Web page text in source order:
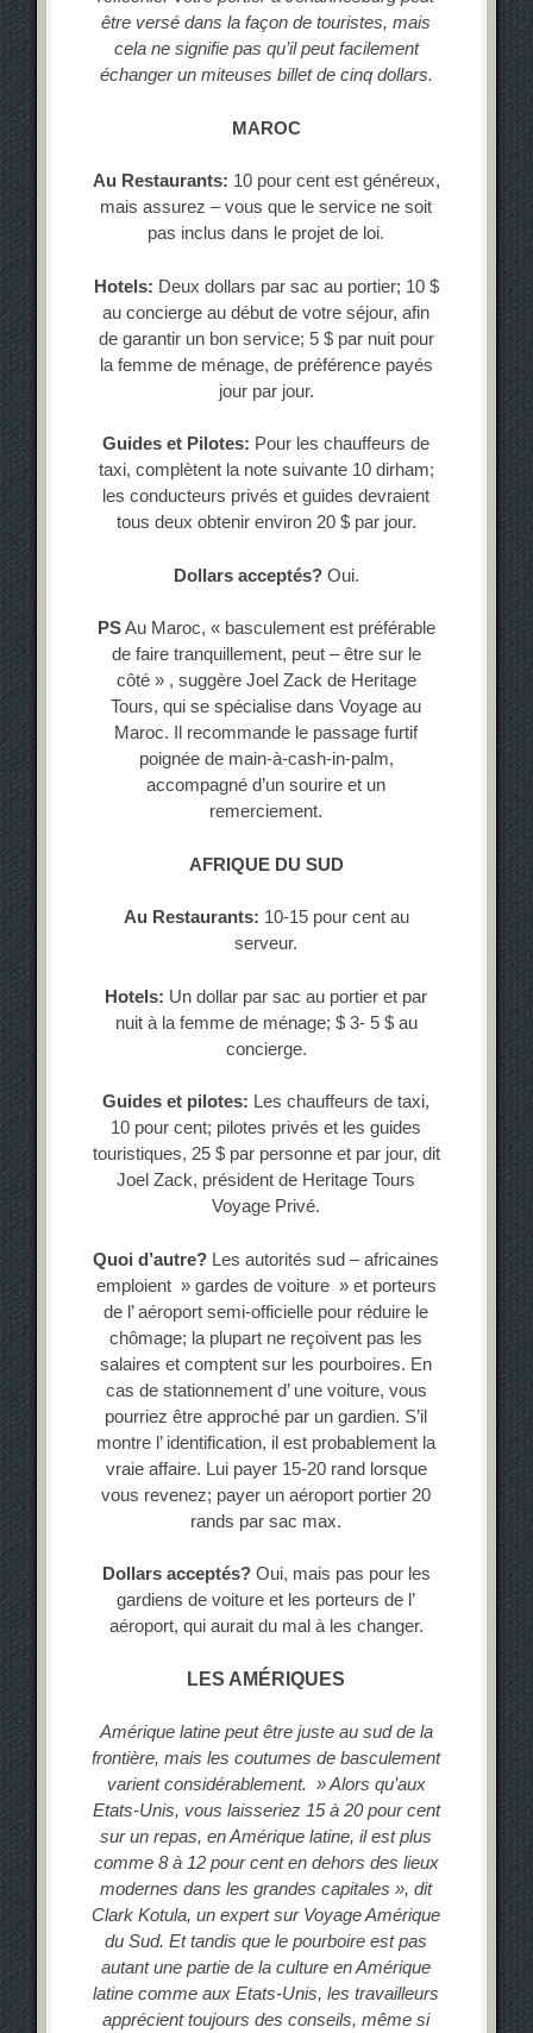
être versé dans la façon de touristes, mais
cela ne signifie pas qu’il peut facilement
échanger un miteuses billet de cinq dollars.
MAROC
Au Restaurants: 10 pour cent est généreux,
mais assurez – vous que le service ne soit
pas inclus dans le projet de loi.
Hotels: Deux dollars par sac au portier; 10 $
au concierge au début de votre séjour, afin
de garantir un bon service; 5 $ par nuit pour
la femme de ménage, de préférence payés
jour par jour.
Guides et Pilotes: Pour les chauffeurs de
taxi, complètent la note suivante 10 dirham;
les conducteurs privés et guides devraient
tous deux obtenir environ 20 $ par jour.
Dollars acceptés? Oui.
PSAu Maroc, « basculement est préférable
de faire tranquillement, peut – être sur le
côté » , suggère Joel Zack de Heritage
Tours, qui se spécialise dans Voyage au
Maroc. Il recommande le passage furtif
poignée de main-à-cash-in-palm,
accompagné d’un sourire et un
remerciement.
AFRIQUE DU SUD
Au Restaurants: 10-15 pour cent au
serveur.
Hotels: Un dollar par sac au portier et par
nuit à la femme de ménage; $ 3- 5 $ au
concierge.
Guides et pilotes: Les chauffeurs de taxi,
10 pour cent; pilotes privés et les guides
touristiques, 25 $ par personne et par jour, dit
Joel Zack, président de Heritage Tours
Voyage Privé.
Quoi d’autre? Les autorités sud – africaines
emploient » gardes de voiture » et porteurs
de l’ aéroport semi-officielle pour réduire le
chômage; la plupart ne reçoivent pas les
salaires et comptent sur les pourboires. En
cas de stationnement d’ une voiture, vous
pourriez être approché par un gardien. S’il
montre l’ identification, il est probablement la
vraie affaire. Lui payer 15-20 rand lorsque
vous revenez; payer un aéroport portier 20
rands par sac max.
Dollars acceptés? Oui, mais pas pour les
gardiens de voiture et les porteurs de l’
aéroport, qui aurait du mal à les changer.
LES AMÉRIQUES
Amérique latine peut être juste au sud de la
frontière, mais les coutumes de basculement
varient considérablement. » Alors qu’aux
Etats-Unis, vous laisseriez 15 à 20 pour cent
sur un repas, en Amérique latine, il est plus
comme 8 à 12 pour cent en dehors des lieux
modernes dans les grandes capitales », dit
Clark Kotula, un expert sur Voyage Amérique
du Sud. Et tandis que le pourboire est pas
autant une partie de la culture en Amérique
latine comme aux Etats-Unis, les travailleurs
apprécient toujours des conseils, même si